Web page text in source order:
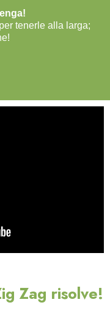
tenerle alla larga;
Zag risolve!